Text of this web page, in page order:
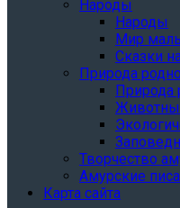
Народы
Народы
Мир
Сказки
Природа
Природа
Творчество
Амурские
Карта сайта